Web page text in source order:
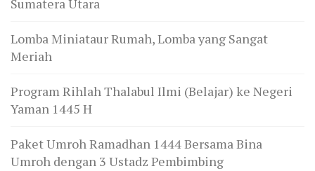
Sumatera Utara
Lomba Miniataur Rumah, Lomba yang Sangat
Meriah
Program Rihlah Thalabul Ilmi (Belajar) ke Negeri
Yaman 1445 H
Paket Umroh Ramadhan 1444 Bersama Bina
Umroh dengan 3 Ustadz Pembimbing